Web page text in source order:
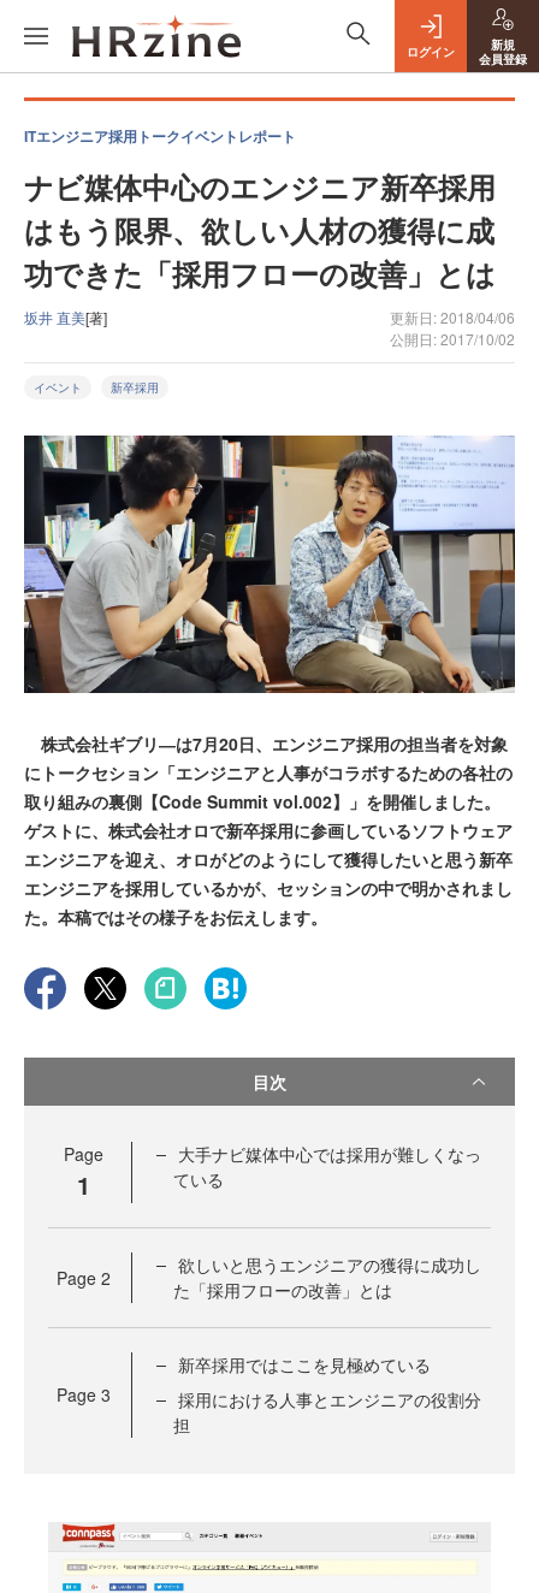
ログイン
新規
会員登録
ITエンジニア採用トークイベントレポート
ナビ媒体中心のエンジニア新卒採用
はもう限界、欲しい人材の獲得に成
功できた「採用フローの改善」とは
坂井 直美[著]
更新日: 2018/04/06
公開日: 2017/10/02
イベント 新卒採用
株式会社ギブリ―は7月20日、エンジニア採用の担当者を対象
にトークセション「エンジニアと人事がコラボするための各社の
取り組みの裏側【Code Summit vol.002】」を開催しました。
ゲストに、株式会社オロで新卒採用に参画しているソフトウェア
エンジニアを迎え、オロがどのようにして獲得したいと思う新卒
エンジニアを採用しているかが、セッションの中で明かされまし
た。本稿ではその様子をお伝えします。
目次
Page
1
大手ナビ媒体中心では採用が難しくなっ
ている
Page 2
欲しいと思うエンジニアの獲得に成功し
た「採用フローの改善」とは
Page 3
新卒採用ではここを見極めている
採用における人事とエンジニアの役割分
担